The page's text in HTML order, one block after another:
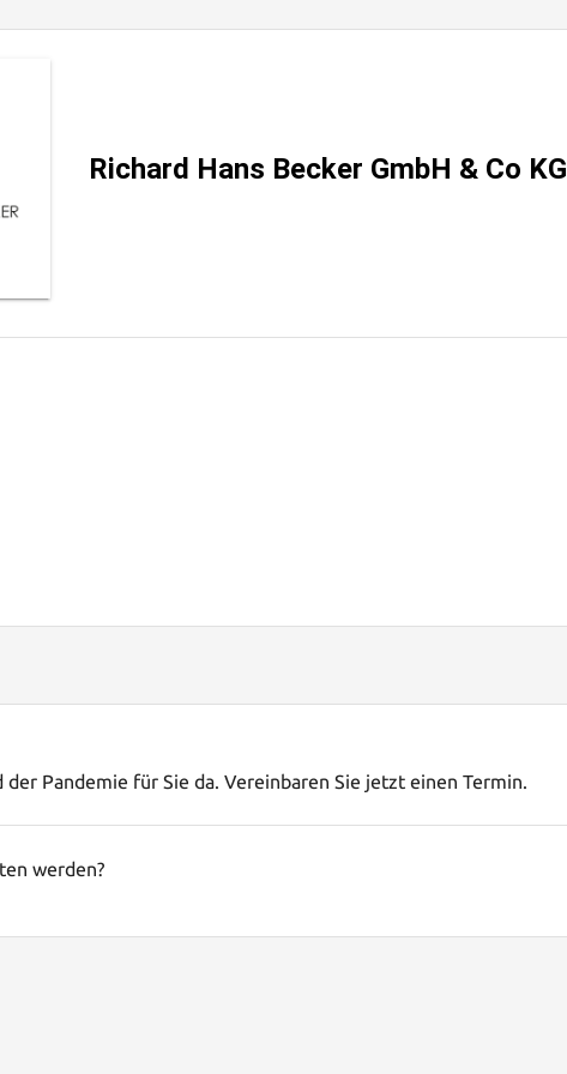
Richard Hans Becker GmbH & Co KG
der Pandemie für Sie da. Vereinbaren Sie jetzt einen Termin.
werden?